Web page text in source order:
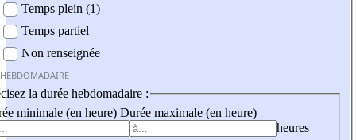
Temps plein (1)
Temps partiel
Non renseignée
la durée hebdomadaire :
minimale (en heure) Durée maximale (en heure)
heures